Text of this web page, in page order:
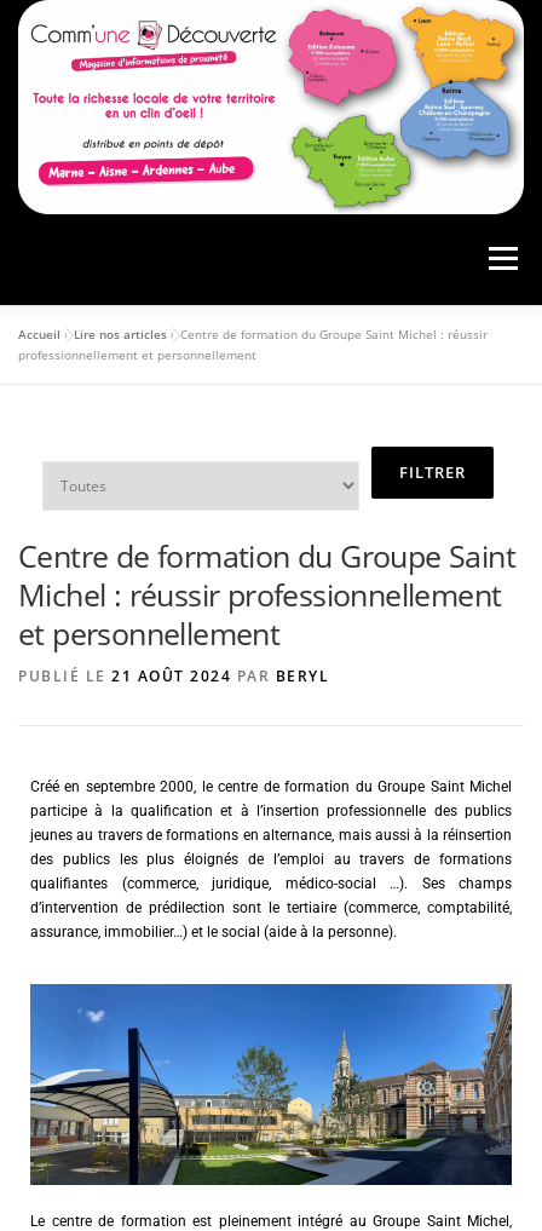
Menu
ACCUEIL PRÉSENTATION
AGENCE DE PUBLICITÉ
Accueil »Lire nos articles »Centre de formation du Groupe Saint Michel : réussir
professionnellement et personnellement
Centre de formation du Groupe Saint
Michel : réussir professionnellement
et personnellement
PUBLIÉ LE 21 AOÛT 2024 PAR BERYL
Créé en septembre 2000, le centre de formation du Groupe Saint Michel
participe à la qualification et à l’insertion professionnelle des publics
jeunes au travers de formations en alternance, mais aussi à la réinsertion
des publics les plus éloignés de l’emploi au travers de formations
qualifiantes (commerce, juridique, médico-social …). Ses champs
d’intervention de prédilection sont le tertiaire (commerce, comptabilité,
assurance, immobilier…) et le social (aide à la personne).
Le centre de formation est pleinement intégré au Groupe Saint Michel,